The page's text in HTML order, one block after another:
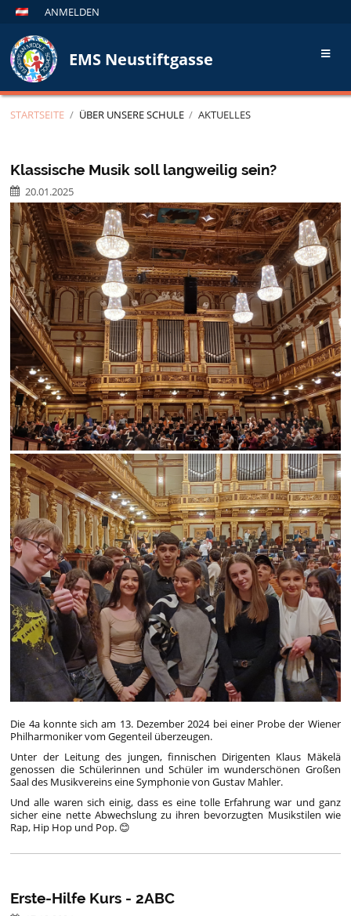
ANMELDEN
EMS Neustiftgasse
STARTSEITE / ÜBER UNSERE SCHULE / AKTUELLES
Klassische Musik soll langweilig sein?
20.01.2025
Die 4a konnte sich am 13. Dezember 2024 bei einer Probe der Wiener
Philharmoniker vom Gegenteil überzeugen.
Unter der Leitung des jungen, finnischen Dirigenten Klaus Mäkelä
genossen die Schülerinnen und Schüler im wunderschönen Großen
Saal des Musikvereins eine Symphonie von Gustav Mahler.
Und alle waren sich einig, dass es eine tolle Erfahrung war und ganz
sicher eine nette Abwechslung zu ihren bevorzugten Musikstilen wie
Rap, Hip Hop und Pop. 😊
Erste-Hilfe Kurs - 2ABC